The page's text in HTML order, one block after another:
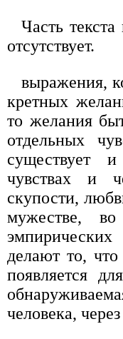
Часть
отсутствует.
выражения,
кретных
то желания
отдельных
существует
чувствах и
скупости,
мужестве,
делают то, что
появляет­ся
человека,